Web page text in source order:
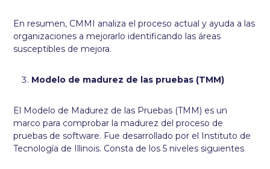
En resumen, CMMI analiza el proceso actual y ayuda a las
organizaciones a mejorarlo identificando las áreas
susceptibles de mejora.
Modelo de madurez de las pruebas (TMM)
El Modelo de Madurez de las Pruebas (TMM) es un
marco para comprobar la madurez del proceso de
pruebas de software. Fue desarrollado por el Instituto de
Tecnología de Illinois. Consta de los 5 niveles siguientes